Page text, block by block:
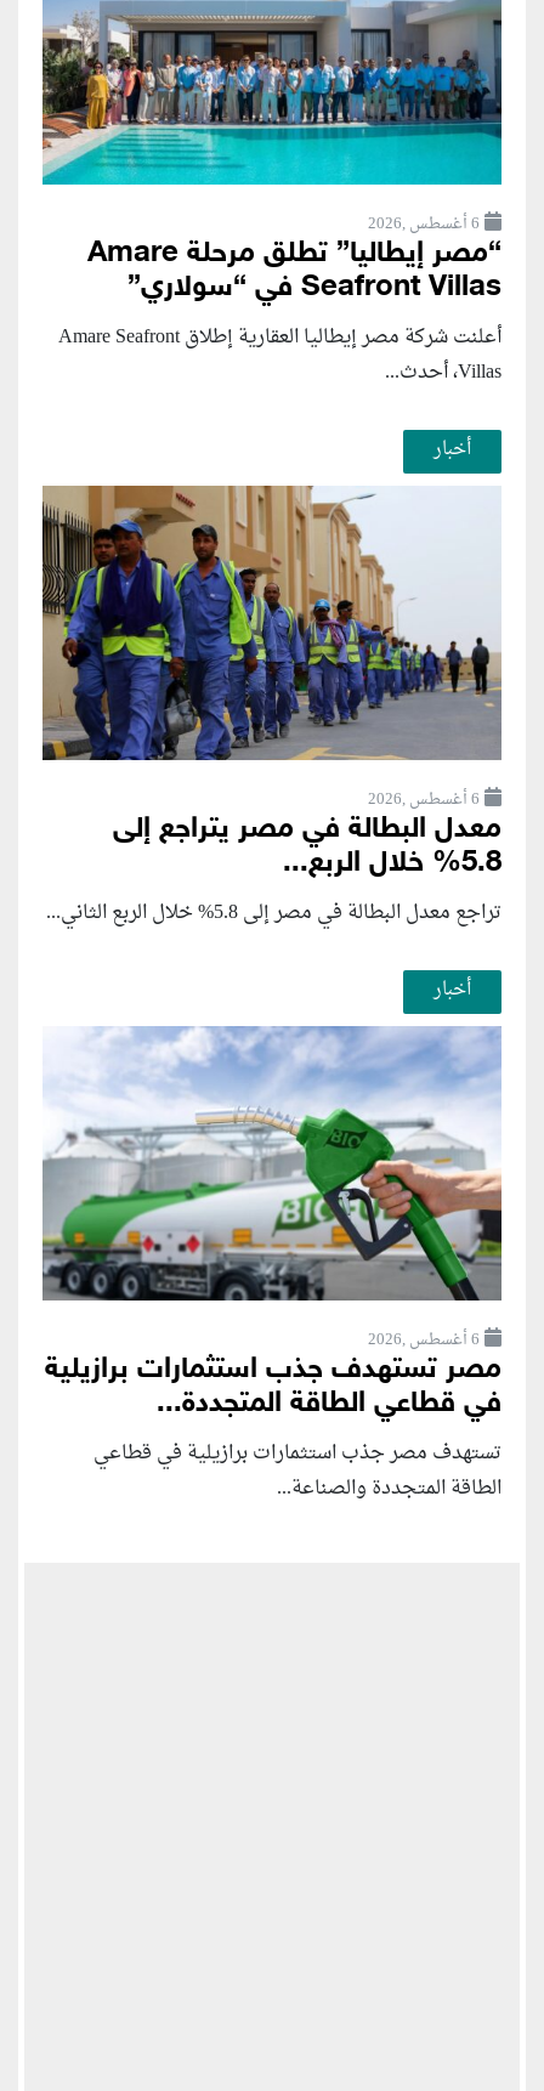
6 أغسطس ,2026
“مصر إيطاليا” تطلق مرحلة Amare
Seafront Villas في “سولاري”
أعلنت شركة مصر إيطاليا العقارية إطلاق Amare Seafront
Villas، أحدث...
أخبار
6 أغسطس ,2026
معدل البطالة في مصر يتراجع إلى
5.8% خلال الربع...
تراجع معدل البطالة في مصر إلى 5.8% خلال الربع الثاني...
أخبار
6 أغسطس ,2026
مصر تستهدف جذب استثمارات برازيلية
في قطاعي الطاقة المتجددة...
تستهدف مصر جذب استثمارات برازيلية في قطاعي
الطاقة المتجددة والصناعة...